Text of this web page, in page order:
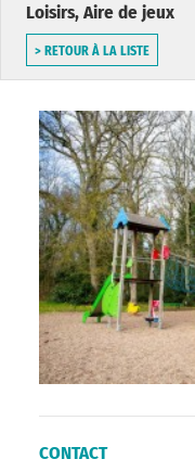
Loisirs, Aire de jeux
> RETOUR À LA LISTE
CONTACT